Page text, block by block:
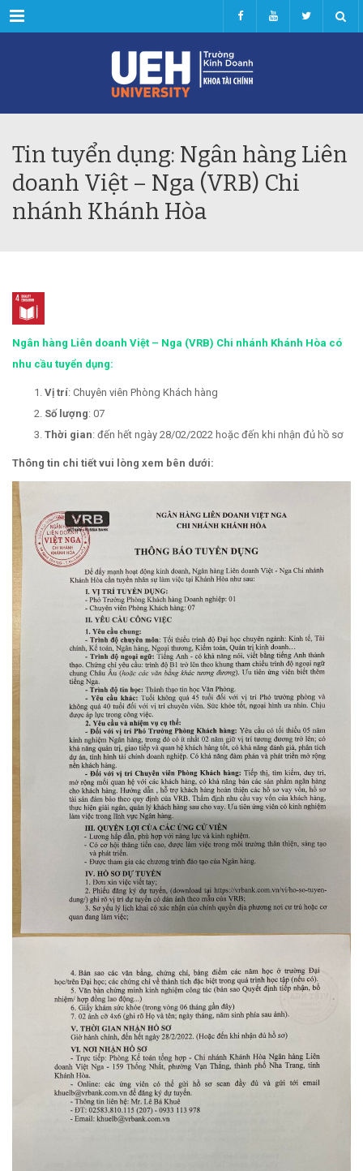
Menu
Tin tuyển dụng: Ngân hàng Liên
doanh Việt – Nga (VRB) Chi
nhánh Khánh Hòa
Ngân hàng Liên doanh Việt – Nga (VRB) Chi nhánh Khánh Hòa có
nhu cầu tuyển dụng:
Vị trí: Chuyên viên Phòng Khách hàng
Số lượng: 07
Thời gian: đến hết ngày 28/02/2022 hoặc đến khi nhận đủ hồ sơ
Thông tin chi tiết vui lòng xem bên dưới: